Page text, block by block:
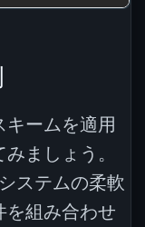
ームを適用
ましょう。
ステムの柔軟
を組み合わせ